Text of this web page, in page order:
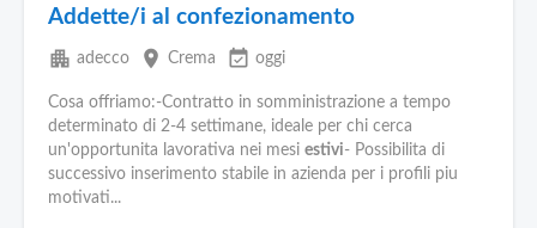
Addette/i al confezionamento
apartment adecco place Crema event_available oggi
Cosa offriamo:-Contratto in somministrazione a tempo
determinato di 2-4 settimane, ideale per chi cerca
un'opportunita lavorativa nei mesi estivi- Possibilita di
successivo inserimento stabile in azienda per i profili piu
motivati...